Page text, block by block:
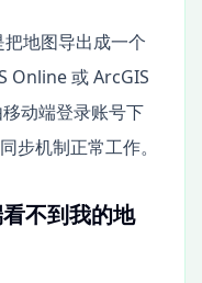
地图导出成一个
Online 或 ArcGIS
动端登录账号下
步机制正常工作。
不到我的地